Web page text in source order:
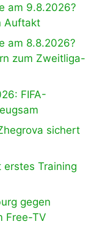
am 9.8.2026?
Auftakt
am 8.8.2026?
zum Zweitliga-
FIFA-
sichert
Training
gegen
Free-TV